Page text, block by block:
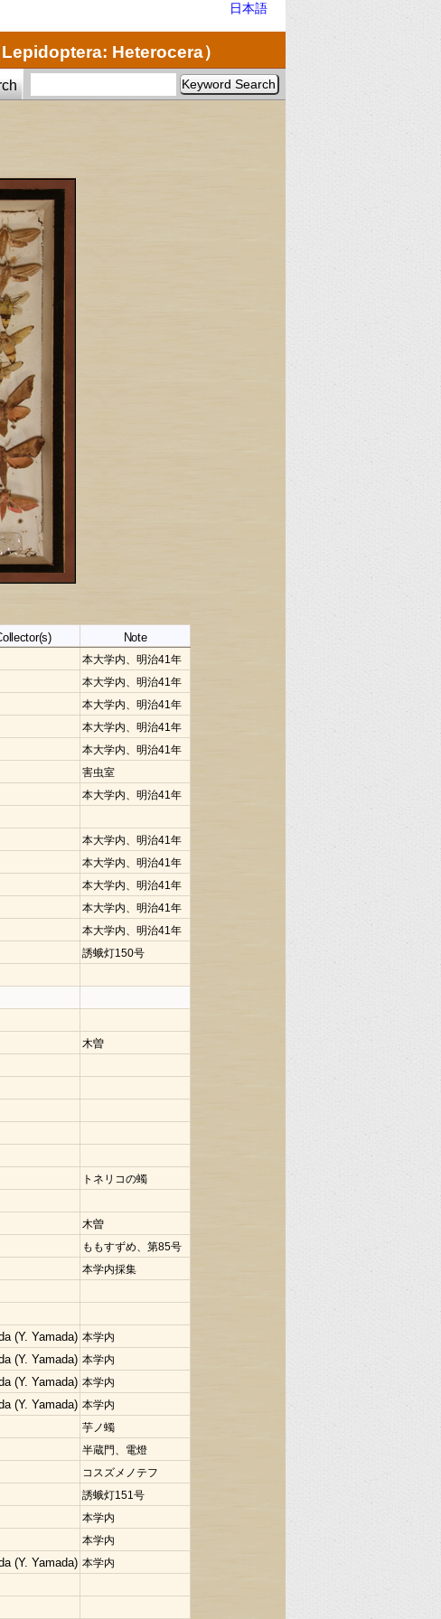
日本語
Lepidoptera: Heterocera）
Note
本大学内、明治41年
本大学内、明治41年
本大学内、明治41年
本大学内、明治41年
本大学内、明治41年
害虫室
本大学内、明治41年
本大学内、明治41年
本大学内、明治41年
本大学内、明治41年
本大学内、明治41年
本大学内、明治41年
誘蛾灯150号
木曽
トネリコの蠋
木曽
ももすずめ、第85号
本学内採集
(Y. Yamada) 本学内
(Y. Yamada) 本学内
(Y. Yamada) 本学内
(Y. Yamada) 本学内
芋ノ蠋
半蔵門、電燈
コスズメノテフ
誘蛾灯151号
本学内
本学内
(Y. Yamada) 本学内